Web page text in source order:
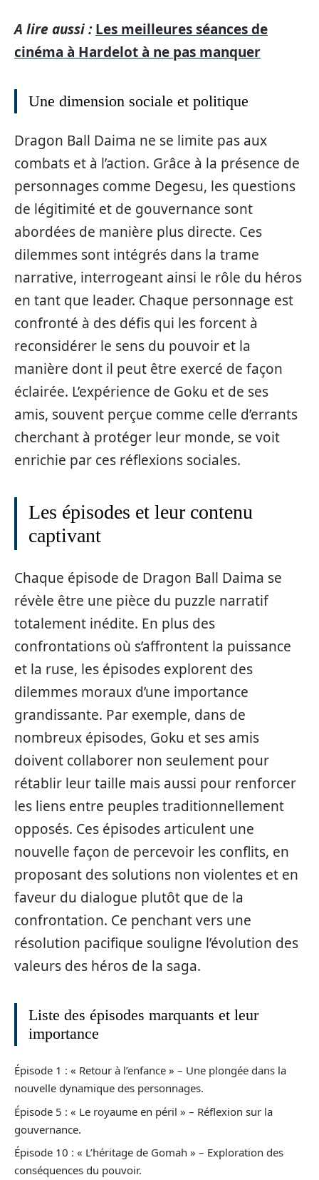
A lire aussi : Les meilleures séances de
cinéma à Hardelot à ne pas manquer
Une dimension sociale et politique
Dragon Ball Daima ne se limite pas aux
combats et à l’action. Grâce à la présence de
personnages comme Degesu, les questions
de légitimité et de gouvernance sont
abordées de manière plus directe. Ces
dilemmes sont intégrés dans la trame
narrative, interrogeant ainsi le rôle du héros
en tant que leader. Chaque personnage est
confronté à des défis qui les forcent à
reconsidérer le sens du pouvoir et la
manière dont il peut être exercé de façon
éclairée. L’expérience de Goku et de ses
amis, souvent perçue comme celle d’errants
cherchant à protéger leur monde, se voit
enrichie par ces réflexions sociales.
Les épisodes et leur contenu
captivant
Chaque épisode de Dragon Ball Daima se
révèle être une pièce du puzzle narratif
totalement inédite. En plus des
confrontations où s’affrontent la puissance
et la ruse, les épisodes explorent des
dilemmes moraux d’une importance
grandissante. Par exemple, dans de
nombreux épisodes, Goku et ses amis
doivent collaborer non seulement pour
rétablir leur taille mais aussi pour renforcer
les liens entre peuples traditionnellement
opposés. Ces épisodes articulent une
nouvelle façon de percevoir les conflits, en
proposant des solutions non violentes et en
faveur du dialogue plutôt que de la
confrontation. Ce penchant vers une
résolution pacifique souligne l’évolution des
valeurs des héros de la saga.
Liste des épisodes marquants et leur
importance
Épisode 1 : « Retour à l’enfance » – Une plongée dans la
nouvelle dynamique des personnages.
Épisode 5 : « Le royaume en péril » – Réflexion sur la
gouvernance.
Épisode 10 : « L’héritage de Gomah » – Exploration des
conséquences du pouvoir.